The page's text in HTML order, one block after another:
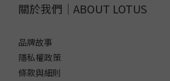
關於我們｜ABOUT LOTUS
品牌故事
隱私權政策
條款與細則